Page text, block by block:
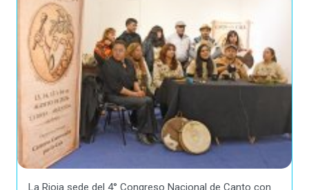
La Rioja sede del 4° Congreso Nacional de Canto con